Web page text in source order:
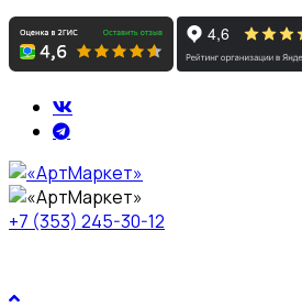
+7 (353) 245-30-12